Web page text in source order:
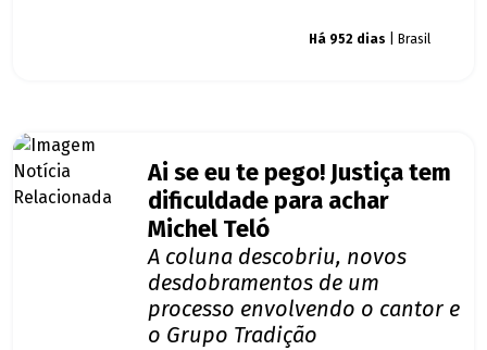
Há 952 dias | Brasil
Ai se eu te pego! Justiça tem
dificuldade para achar
Michel Teló
A coluna descobriu, novos
desdobramentos de um
processo envolvendo o cantor e
o Grupo Tradição